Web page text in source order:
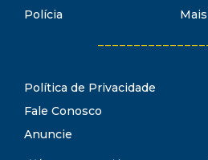
Polícia
Política de Privacidade
Fale Conosco
Anuncie